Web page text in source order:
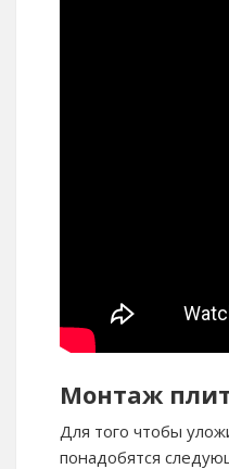
Монтаж
Для того чтобы
понадобятся